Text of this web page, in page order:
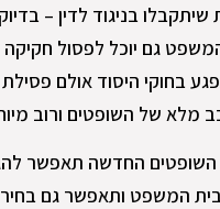
בניגוד לדין –
גם יוכל לפסול
בחוקי היסוד אולם
מלא של השופטים ורוב
השופטים החדשה תאפשר
המשפט ותאפשר גם